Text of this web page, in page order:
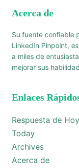
Acerca de
Su fuente confiable
LinkedIn Pinpoint,
a miles de
mejorar sus
Enlaces
Respuesta de Hoy
Today
Archives
Acerca de